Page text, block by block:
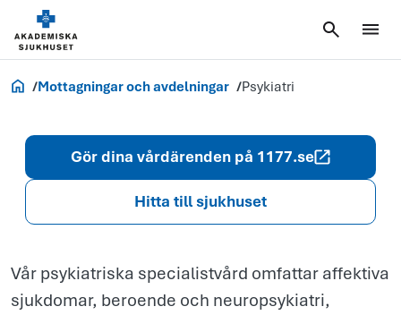
Akademiska.se
Mottagningar och avdelningar Psykiatri
Psykiatri
Gör dina vårdärenden på 1177.se
Hitta till sjukhuset
Vår psykiatriska specialistvård omfattar affektiva
sjukdomar, beroende och neuropsykiatri,